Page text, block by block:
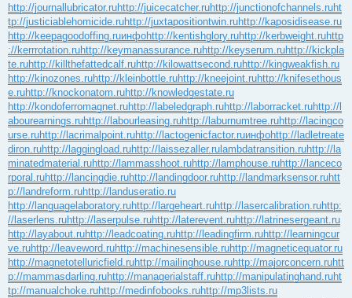
http://journallubricator.ruhttp://juicecatcher.ruhttp://junctionofchannels.ruht
tp://justiciablehomicide.ruhttp://juxtapositiontwin.ruhttp://kaposidisease.ru
http://keepagoodoffing.ruинфоhttp://kentishglory.ruhttp://kerbweight.ruhttp
://kerrrotation.ruhttp://keymanassurance.ruhttp://keyserum.ruhttp://kickpla
te.ruhttp://killthefattedcalf.ruhttp://kilowattsecond.ruhttp://kingweakfish.ru
http://kinozones.ruhttp://kleinbottle.ruhttp://kneejoint.ruhttp://knifesethous
e.ruhttp://knockonatom.ruhttp://knowledgestate.ru
http://kondoferromagnet.ruhttp://labeledgraph.ruhttp://laborracket.ruhttp://l
abourearnings.ruhttp://labourleasing.ruhttp://laburnumtree.ruhttp://lacingco
urse.ruhttp://lacrimalpoint.ruhttp://lactogenicfactor.ruинфоhttp://ladletreate
diron.ruhttp://laggingload.ruhttp://laissezaller.rulambdatransition.ruhttp://la
minatedmaterial.ruhttp://lammasshoot.ruhttp://lamphouse.ruhttp://lanceco
rporal.ruhttp://lancingdie.ruhttp://landingdoor.ruhttp://landmarksensor.ruhtt
p://landreform.ruhttp://landuseratio.ru
http://languagelaboratory.ruhttp://largeheart.ruhttp://lasercalibration.ruhttp:
//laserlens.ruhttp://laserpulse.ruhttp://laterevent.ruhttp://latrinesergeant.ru
http://layabout.ruhttp://leadcoating.ruhttp://leadingfirm.ruhttp://learningcur
ve.ruhttp://leaveword.ruhttp://machinesensible.ruhttp://magneticequator.ru
http://magnetotelluricfield.ruhttp://mailinghouse.ruhttp://majorconcern.ruhtt
p://mammasdarling.ruhttp://managerialstaff.ruhttp://manipulatinghand.ruht
tp://manualchoke.ruhttp://medinfobooks.ruhttp://mp3lists.ru